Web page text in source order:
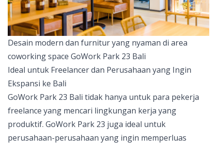
Desain modern dan furnitur yang nyaman di area
coworking space GoWork Park 23 Bali
Ideal untuk Freelancer dan Perusahaan yang Ingin
Ekspansi ke Bali
GoWork Park 23 Bali tidak hanya untuk para pekerja
freelance yang mencari lingkungan kerja yang
produktif. GoWork Park 23 juga ideal untuk
perusahaan-perusahaan yang ingin memperluas